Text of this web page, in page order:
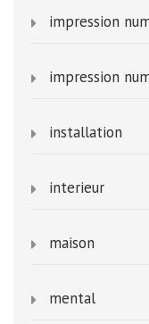
impression
impression
installation
interieur
maison
mental